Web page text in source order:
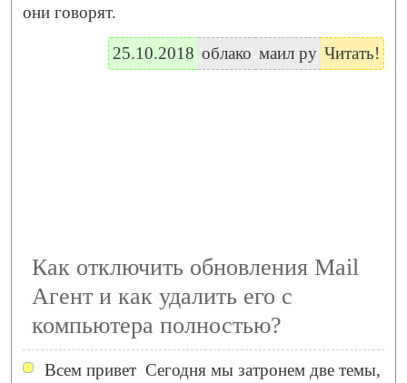
они говорят.
Читать!
маил ру
облако
25.10.2018
Как отключить обновления Mail
Агент и как удалить его с
компьютера полностью?
Всем привет Сегодня мы затронем две темы,